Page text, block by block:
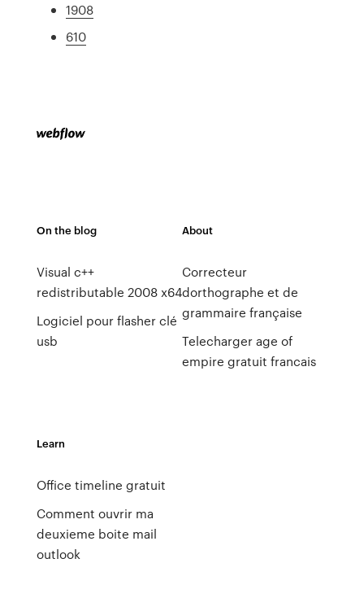
1908
610
On the blog
Visual c++
redistributable 2008 x64
Logiciel pour flasher clé
usb
About
Correcteur
dorthographe et de
grammaire française
Telecharger age of
empire gratuit francais
Learn
Office timeline gratuit
Comment ouvrir ma
deuxieme boite mail
outlook